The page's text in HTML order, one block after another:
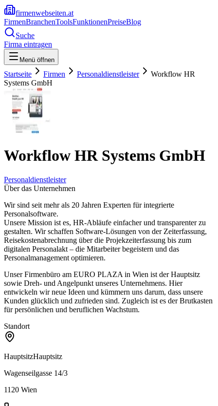
firmenwebseiten.at
FirmenBranchenToolsFunktionenPreiseBlog
Suche
Firma eintragen
Menü öffnen
Startseite Firmen Personaldienstleister
Workflow HR
Systems GmbH
Workflow HR Systems GmbH
Personaldienstleister
Über das Unternehmen
Wir sind seit mehr als 20 Jahren Experten für integrierte
Personalsoftware.
Unsere Mission ist es, HR-Abläufe einfacher und transparenter zu
gestalten. Wir schaffen Software-Lösungen von der Zeiterfassung,
Reisekostenabrechnung über die Projekzeiterfassung bis zum
digitalen Personalakt – die Mitarbeiter begeistern und das
Personalmanagement optimieren.
Unser Firmenbüro am EURO PLAZA in Wien ist der Hauptsitz
sowie Dreh- und Angelpunkt unseres Unternehmens. Hier
entwickeln wir neue Ideen und kümmern uns darum, dass unsere
Kunden glücklich und zufrieden sind. Zugleich ist es der Brutkasten
für persönlichen und beruflichen Wachstum.
Standort
HauptsitzHauptsitz
Wagenseilgasse 14/3
1120 Wien